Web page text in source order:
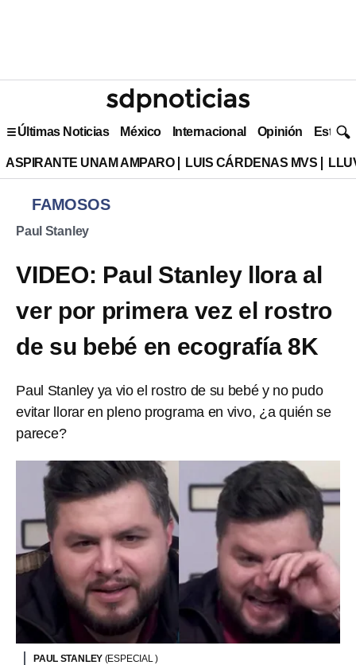
Últimas Noticias México Internacional Opinión Estilo
ASPIRANTE UNAM AMPARO LUIS CÁRDENAS MVS
FAMOSOS
Paul Stanley
VIDEO: Paul Stanley llora al
ver por primera vez el rostro
de su bebé en ecografía 8K
Paul Stanley ya vio el rostro de su bebé y no pudo
evitar llorar en pleno programa en vivo, ¿a quién se
parece?
PAUL STANLEY (ESPECIAL )